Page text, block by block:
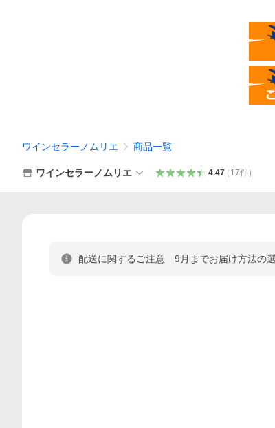
ワインセラーノムリエ 商品一覧
ワインセラーノムリエ 4.47（ 17件）
配送に関するご注意 9月までお届け方法の